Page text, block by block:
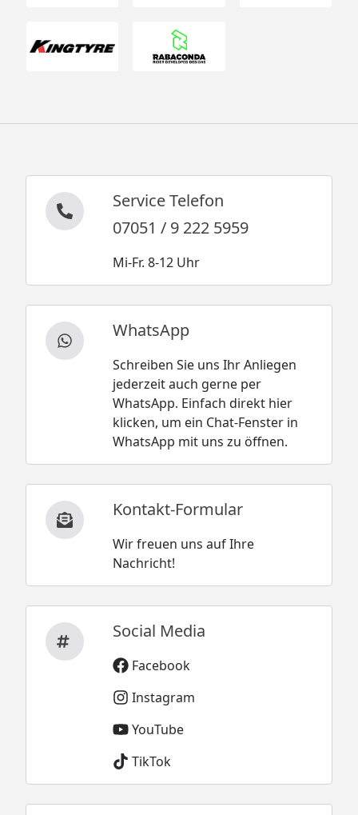
Service Telefon
07051 / 9 222 5959
Mi-Fr. 8-12 Uhr
WhatsApp
Schreiben Sie uns Ihr Anliegen
jederzeit auch gerne per
WhatsApp. Einfach direkt hier
klicken, um ein Chat-Fenster in
WhatsApp mit uns zu öffnen.
Kontakt-Formular
Wir freuen uns auf Ihre
Nachricht!
Social Media
Facebook
Instagram
YouTube
TikTok